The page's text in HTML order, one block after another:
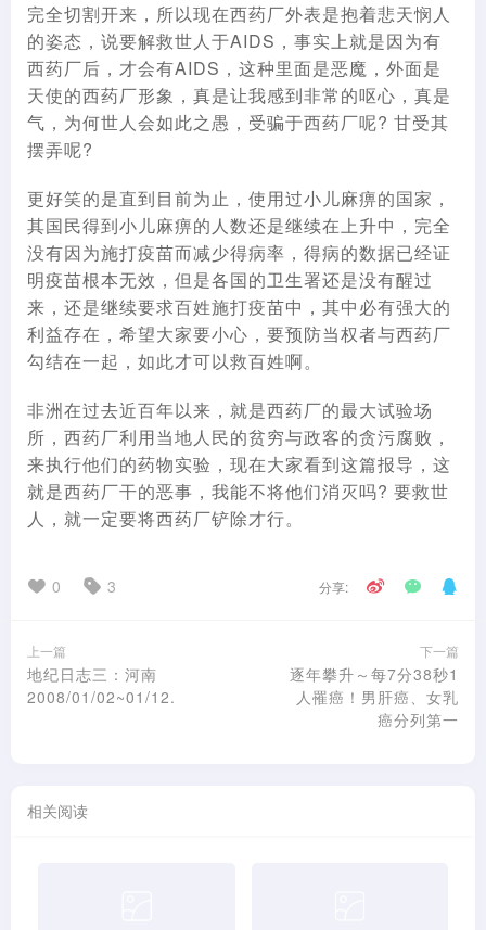
完全切割开来，所以现在西药厂外表是抱着悲天悯人
的姿态，说要解救世人于AIDS，事实上就是因为有
西药厂后，才会有AIDS，这种里面是恶魔，外面是
天使的西药厂形象，真是让我感到非常的呕心，真是
气，为何世人会如此之愚，受骗于西药厂呢? 甘受其
摆弄呢?
更好笑的是直到目前为止，使用过小儿麻痹的国家，
其国民得到小儿麻痹的人数还是继续在上升中，完全
没有因为施打疫苗而减少得病率，得病的数据已经证
明疫苗根本无效，但是各国的卫生署还是没有醒过
来，还是继续要求百姓施打疫苗中，其中必有强大的
利益存在，希望大家要小心，要预防当权者与西药厂
勾结在一起，如此才可以救百姓啊。
非洲在过去近百年以来，就是西药厂的最大试验场
所，西药厂利用当地人民的贫穷与政客的贪污腐败，
来执行他们的药物实验，现在大家看到这篇报导，这
就是西药厂干的恶事，我能不将他们消灭吗? 要救世
人，就一定要将西药厂铲除才行。
0 3 分享:
上一篇
地纪日志三：河南
2008/01/02~01/12.
下一篇
逐年攀升～每7分38秒1
人罹癌！男肝癌、女乳
癌分列第一
相关阅读